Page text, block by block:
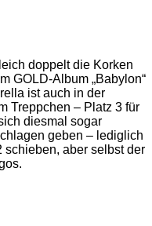
doppelt die Korken
GOLD-Album „Babylon“
ist auch in der
Treppchen – Platz 3 für
diesmal sogar
geben – lediglich
schieben, aber selbst der